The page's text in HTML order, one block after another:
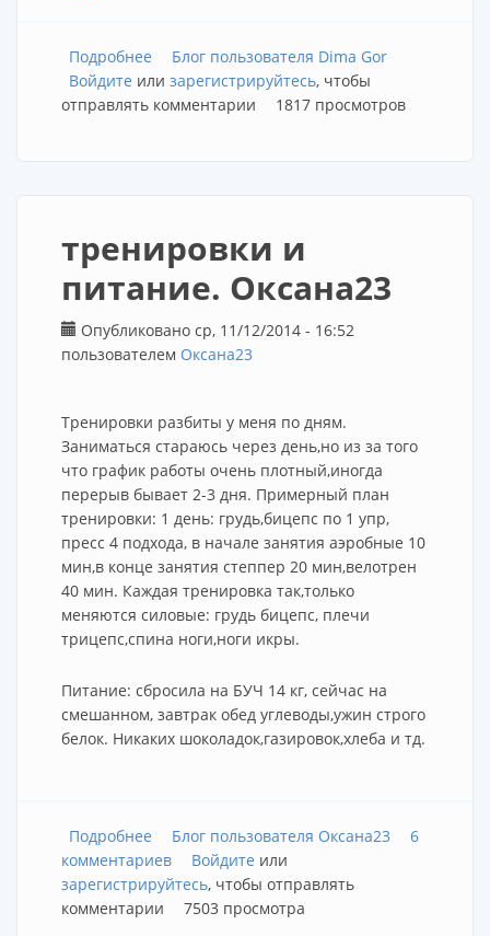
Подробнее о Сушка: кето-диета, углеводное
чередование
Блог пользователя Dima Gor
Войдите или зарегистрируйтесь, чтобы
отправлять комментарии
1817 просмотров
тренировки и
питание. Оксана23
Опубликовано ср, 11/12/2014 - 16:52
пользователем Оксана23
Тренировки разбиты у меня по дням.
Заниматься стараюсь через день,но из за того
что график работы очень плотный,иногда
перерыв бывает 2-3 дня. Примерный план
тренировки: 1 день: грудь,бицепс по 1 упр,
пресс 4 подхода, в начале занятия аэробные 10
мин,в конце занятия степпер 20 мин,велотрен
40 мин. Каждая тренировка так,только
меняются силовые: грудь бицепс, плечи
трицепс,спина ноги,ноги икры.
Питание: сбросила на БУЧ 14 кг, сейчас на
смешанном, завтрак обед углеводы,ужин строго
белок. Никаких шоколадок,газировок,хлеба и тд.
Подробнее о тренировки и питание. Оксана23
Блог пользователя Оксана23
6
комментариев
Войдите или
зарегистрируйтесь, чтобы отправлять
комментарии
7503 просмотра